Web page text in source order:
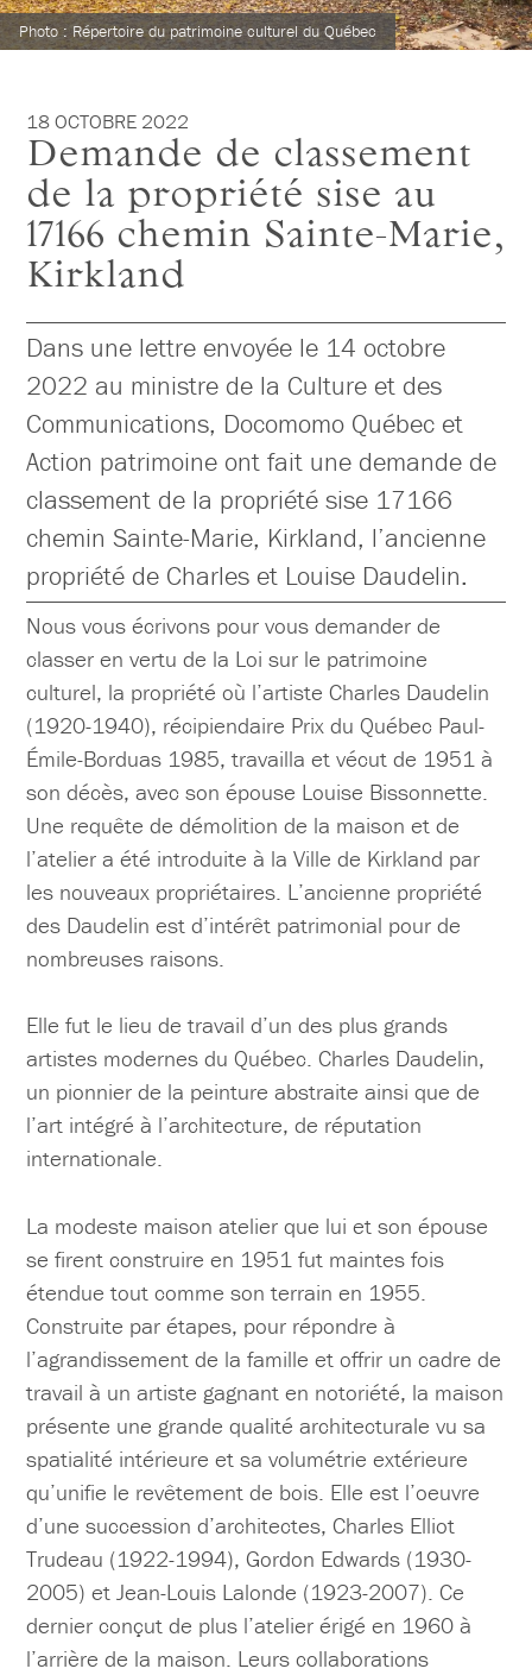
Photo : Répertoire du patrimoine culturel du Québec
18 OCTOBRE 2022
Demande de classement
de la propriété sise au
17166 chemin Sainte-Marie,
Kirkland
Dans une lettre envoyée le 14 octobre
2022 au ministre de la Culture et des
Communications, Docomomo Québec et
Action patrimoine ont fait une demande de
classement de la propriété sise 17166
chemin Sainte-Marie, Kirkland, l’ancienne
propriété de Charles et Louise Daudelin.
Nous vous écrivons pour vous demander de
classer en vertu de la Loi sur le patrimoine
culturel, la propriété où l’artiste Charles Daudelin
(1920-1940), récipiendaire Prix du Québec Paul-
Émile-Borduas 1985, travailla et vécut de 1951 à
son décès, avec son épouse Louise Bissonnette.
Une requête de démolition de la maison et de
l’atelier a été introduite à la Ville de Kirkland par
les nouveaux propriétaires. L’ancienne propriété
des Daudelin est d’intérêt patrimonial pour de
nombreuses raisons.
Elle fut le lieu de travail d’un des plus grands
artistes modernes du Québec. Charles Daudelin,
un pionnier de la peinture abstraite ainsi que de
l’art intégré à l’architecture, de réputation
internationale.
La modeste maison atelier que lui et son épouse
se firent construire en 1951 fut maintes fois
étendue tout comme son terrain en 1955.
Construite par étapes, pour répondre à
l’agrandissement de la famille et offrir un cadre de
travail à un artiste gagnant en notoriété, la maison
présente une grande qualité architecturale vu sa
spatialité intérieure et sa volumétrie extérieure
qu’unifie le revêtement de bois. Elle est l’oeuvre
d’une succession d’architectes, Charles Elliot
Trudeau (1922-1994), Gordon Edwards (1930-
2005) et Jean-Louis Lalonde (1923-2007). Ce
dernier conçut de plus l’atelier érigé en 1960 à
l’arrière de la maison. Leurs collaborations